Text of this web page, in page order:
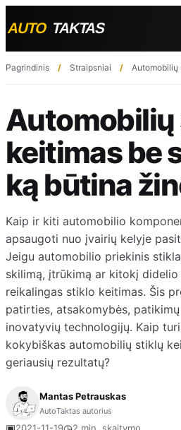
Pagrindinis Straipsniai Automobilių
keitimas be
ką būtina
Kaip ir kiti automobilio
apsaugoti nuo įvairių kelyje
Jeigu automobilio priekinis
skilimą, įtrūkimą ar kitokį
reikalingas stiklo keitimas. Šis
patirties, atsakomybės,
inovatyvių technologijų. Kaip
kokybiškas automobilių stiklų
geriausių rezultatų?
Mantas Petrauskas
AutoTaktas autorius